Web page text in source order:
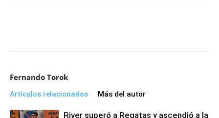
Fernando Torok
Artículos relacionados Más del autor
River superó a Regatas y ascendió a la